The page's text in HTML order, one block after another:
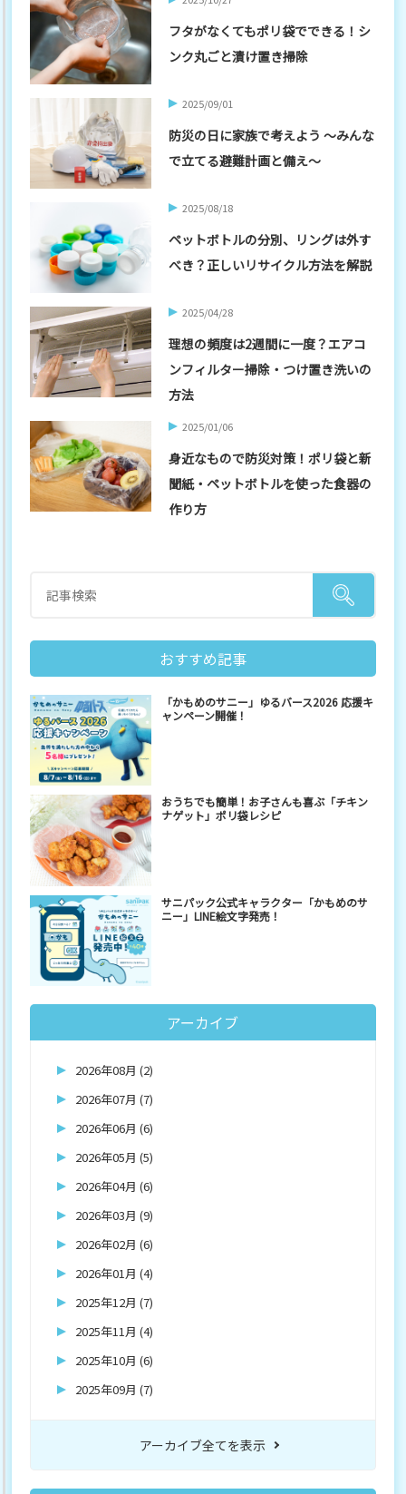
フタがなくてもポリ袋でできる！シ
ンク丸ごと漬け置き掃除
2025/09/01
防災の日に家族で考えよう ～みんな
で立てる避難計画と備え～
2025/08/18
ペットボトルの分別、リングは外す
べき？正しいリサイクル方法を解説
2025/04/28
理想の頻度は2週間に一度？エアコ
ンフィルター掃除・つけ置き洗いの
方法
2025/01/06
身近なもので防災対策！ポリ袋と新
聞紙・ペットボトルを使った食器の
作り方
おすすめ記事
「かもめのサニー」ゆるバース2026 応援キ
ャンペーン開催！
おうちでも簡単！お子さんも喜ぶ「チキン
ナゲット」ポリ袋レシピ
サニパック公式キャラクター「かもめのサ
ニー」LINE絵文字発売！
アーカイブ
2026年08月 (2)
2026年07月 (7)
2026年06月 (6)
2026年05月 (5)
2026年04月 (6)
2026年03月 (9)
2026年02月 (6)
2026年01月 (4)
2025年12月 (7)
2025年11月 (4)
2025年10月 (6)
2025年09月 (7)
アーカイブ全てを表示